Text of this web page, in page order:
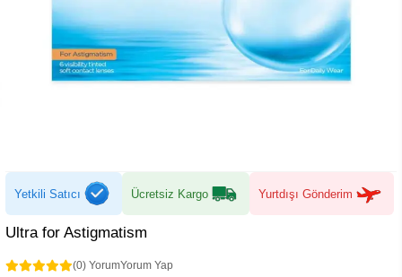
Yetkili Satıcı Ücretsiz Kargo Yurtdışı Gönderim
Ultra for Astigmatism
(0) YorumYorum Yap